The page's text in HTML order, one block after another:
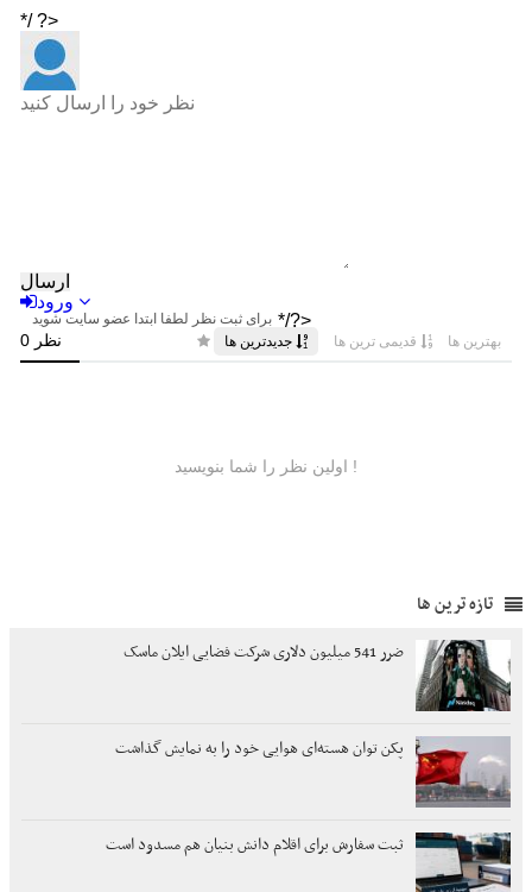
تازه ترین ها
ضرر 541 میلیون دلاری شرکت فضایی ایلان ماسک
پکن توان هسته‌ای هوایی خود را به نمایش گذاشت
ثبت سفارش برای اقلام دانش بنیان هم مسدود است